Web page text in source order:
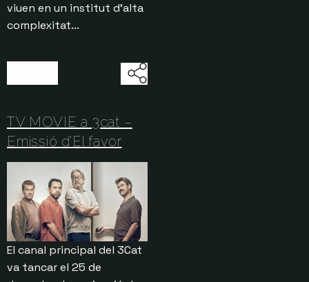
viuen en un institut d’alta
complexitat...
TV MOVIE a 3cat –
Emissió d’El favor
El canal principal del 3Cat
va tancar el 25 de